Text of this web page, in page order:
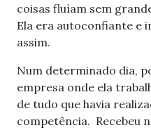
coisas fluíam sem
Ela era autoconfiante e
assim.
Num determinado dia,
empresa onde ela
de tudo que havia
competência. Recebeu